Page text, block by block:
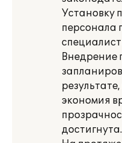
Установку
персонала
Внедрение
экономия
достигнута.